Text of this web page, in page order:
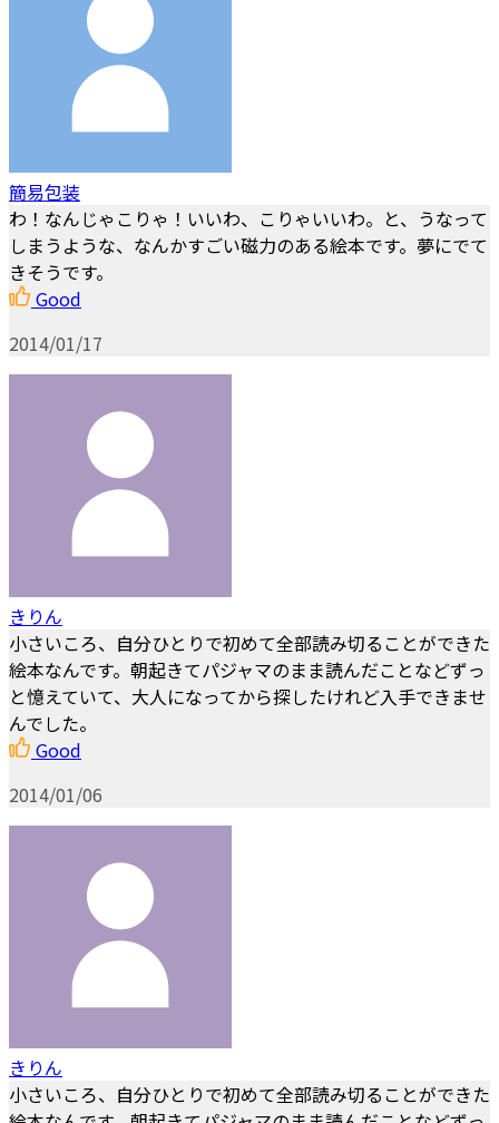
簡易包装
わ！なんじゃこりゃ！いいわ、こりゃいいわ。と、うなって
しまうような、なんかすごい磁力のある絵本です。夢にでて
きそうです。
Good
2014/01/17
きりん
小さいころ、自分ひとりで初めて全部読み切ることができた
絵本なんです。朝起きてパジャマのまま読んだことなどずっ
と憶えていて、大人になってから探したけれど入手できませ
んでした。
Good
2014/01/06
きりん
小さいころ、自分ひとりで初めて全部読み切ることができた